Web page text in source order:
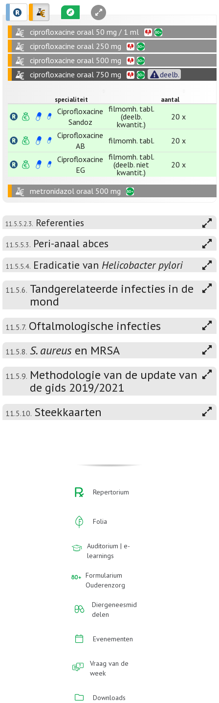
ciprofloxacine oraal 50 mg / 1 ml
ciprofloxacine oraal 250 mg
ciprofloxacine oraal 500 mg
ciprofloxacine oraal 750 mg
deelb.
specialiteit aantal
Ciprofloxacine
Sandoz
filmomh. tabl.
(deelb.
kwantit.)
20 x
Ciprofloxacine
AB
filmomh. tabl.
20 x
Ciprofloxacine
EG
filmomh. tabl.
(deelb. niet
kwantit.)
20 x
metronidazol oraal 500 mg
11.5.5.2.3. Referenties
11.5.5.3. Peri-anaal abces
11.5.5.4. Eradicatie van Helicobacter pylori
11.5.6. Tandgerelateerde infecties in de
mond
11.5.7. Oftalmologische infecties
11.5.8. S. aureus en MRSA
11.5.9. Methodologie van de update van
de gids 2019/2021
11.5.10. Steekkaarten
Repertorium
Folia
Auditorium | e-
learnings
Formularium
Ouderenzorg
Diergeneesmid
delen
Evenementen
Vraag van de
week
Downloads